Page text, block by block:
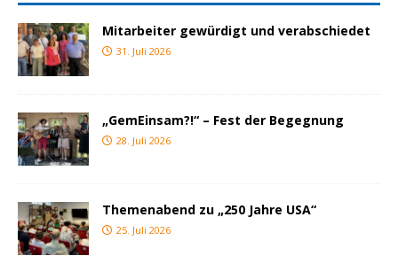
Mitarbeiter gewürdigt und verabschiedet
31. Juli 2026
„GemEinsam?!“ – Fest der Begegnung
28. Juli 2026
Themenabend zu „250 Jahre USA“
25. Juli 2026